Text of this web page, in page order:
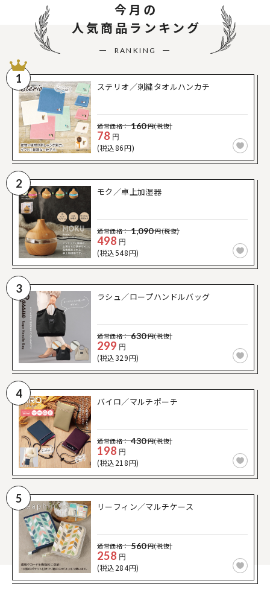
今月の
人気商品ランキング
RANKING
1
ステリオ／刺繍タオルハンカチ
通常価格： 160円(税抜)
78 円
(税込86円)
2
モク／卓上加湿器
通常価格： 1,090円(税抜)
498 円
(税込548円)
3
ラシュ／ロープハンドルバッグ
通常価格： 630円(税抜)
299 円
(税込329円)
4
バイロ／マルチポーチ
通常価格： 430円(税抜)
198 円
(税込218円)
5
リーフィン／マルチケース
通常価格： 560円(税抜)
258 円
(税込284円)